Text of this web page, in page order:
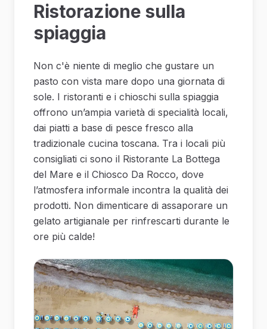
Ristorazione sulla
spiaggia
Non c'è niente di meglio che gustare un
pasto con vista mare dopo una giornata di
sole. I ristoranti e i chioschi sulla spiaggia
offrono un’ampia varietà di specialità locali,
dai piatti a base di pesce fresco alla
tradizionale cucina toscana. Tra i locali più
consigliati ci sono il Ristorante La Bottega
del Mare e il Chiosco Da Rocco, dove
l’atmosfera informale incontra la qualità dei
prodotti. Non dimenticare di assaporare un
gelato artigianale per rinfrescarti durante le
ore più calde!